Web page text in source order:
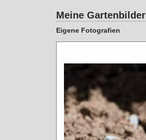
Meine Gartenbilder
Eigene Fotografien